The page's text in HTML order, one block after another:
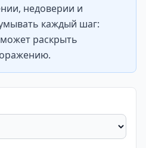
недоверии и
каждый шаг:
раскрыть